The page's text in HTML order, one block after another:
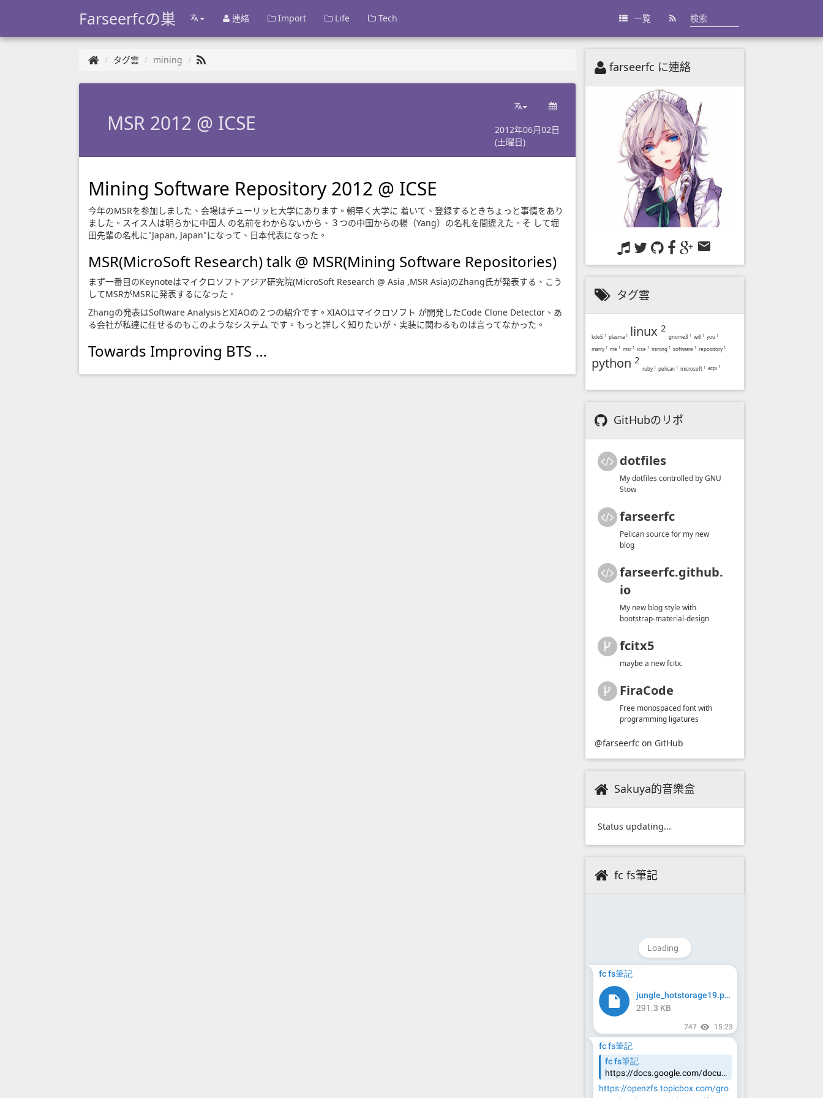
Farseerfcの巣 連絡 Import Life Tech 一覧
タグ雲 mining
MSR 2012 @ ICSE
2012年06月02日
(土曜日)
Mining Software Repository 2012 @ ICSE
今年のMSRを参加しました、会場はチューリッヒ大学にあります。朝早く大学に 着いて、登録するときちょっと事情をあり
ました。スイス人は明らかに中国人 の名前をわからないから、３つの中国からの楊（Yang）の名札を間違えた。そ して堀
田先輩の名札に"Japan, Japan"になって、日本代表になった。
MSR(MicroSoft Research) talk @ MSR(Mining Software Repositories)
まず一番目のKeynoteはマイクロソフトアジア研究院(MicroSoft Research @ Asia ,MSR Asia)のZhang氏が発表する、こう
してMSRがMSRに発表するになった。
Zhangの発表はSoftware AnalysisとXIAOの２つの紹介です。XIAOはマイクロソフト が開発したCode Clone Detector、あ
る会社が私達に任せるのもこのようなシステム です。もっと詳しく知りたいが、実装に関わるものは言ってなかった。
Towards Improving BTS …
farseerfc に連絡
タグ雲
kde5 1 plasma 1 linux 2
gnome3 1 will 1 you 1
marry 1 me 1 msr 1 icse 1 mining 1 software 1 repository 1
python 2
ruby 1 pelican 1 microsoft 1 acpi 1
GitHubのリポ
dotfiles
My dotfiles controlled by GNU
Stow
farseerfc
Pelican source for my new
blog
farseerfc.github.
io
My new blog style with
bootstrap-material-design
fcitx5
maybe a new fcitx.
FiraCode
Free monospaced font with
programming ligatures
@farseerfc on GitHub
Sakuya的音樂盒
Status updating...
fc fs筆記